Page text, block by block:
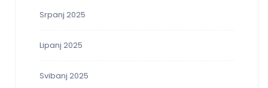
Srpanj 2025
Lipanj 2025
Svibanj 2025